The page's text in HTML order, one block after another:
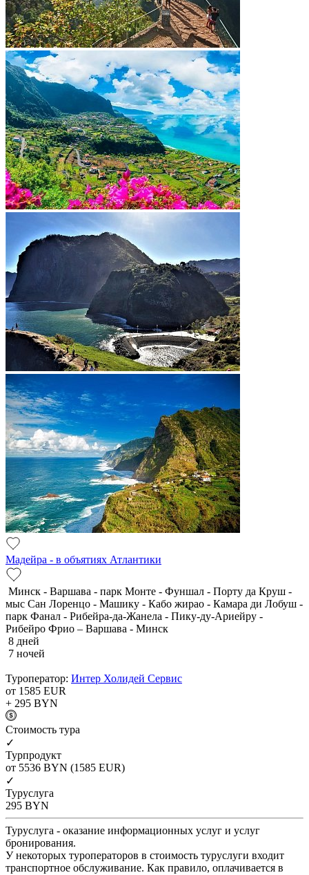
Мадейра - в объятиях Атлантики
Минск - Варшава - парк Монте - Фуншал - Порту да Круш -
мыс Сан Лоренцо - Машику - Кабо жирао - Камара ди Лобуш -
парк Фанал - Рибейра-да-Жанела - Пику-ду-Ариейру -
Рибейро Фрио – Варшава - Минск
8 дней
7 ночей
Туроператор: Интер Холидей Сервис
от 1585 EUR
+ 295 BYN
Cтоимость тура
✓
Турпродукт
от 5536 BYN (1585 EUR)
✓
Туруслуга
295 BYN
Туруслуга - оказание информационных услуг и услуг
бронирования.
У некоторых туроператоров в стоимость туруслуги входит
транспортное обслуживание. Как правило, оплачивается в